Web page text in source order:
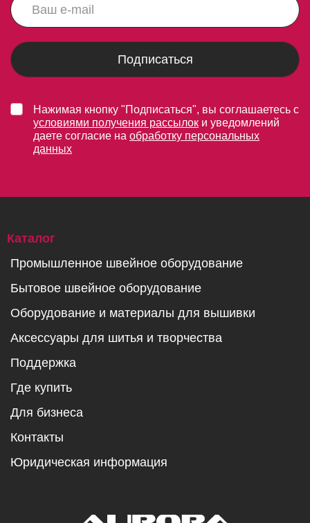
Подписаться
Нажимая кнопку "Подписаться", вы соглашаетесь с
условиями получения рассылок и уведомлений
даете согласие на обработку персональных
данных
Каталог
Промышленное швейное оборудование
Бытовое швейное оборудование
Оборудование и материалы для вышивки
Аксессуары для шитья и творчества
Поддержка
Где купить
Для бизнеса
Контакты
Юридическая информация